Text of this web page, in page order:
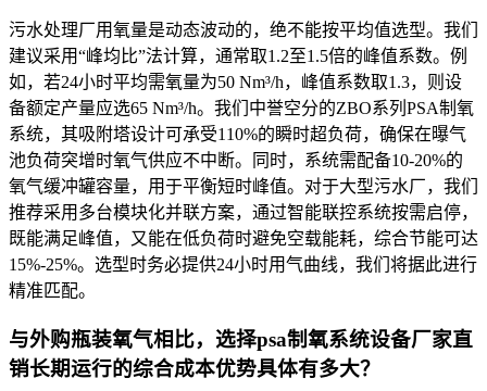
污水处理厂用氧量是动态波动的，绝不能按平均值选型。我们
建议采用“峰均比”法计算，通常取1.2至1.5倍的峰值系数。例
如，若24小时平均需氧量为50 Nm³/h，峰值系数取1.3，则设
备额定产量应选65 Nm³/h。我们中誉空分的ZBO系列PSA制氧
系统，其吸附塔设计可承受110%的瞬时超负荷，确保在曝气
池负荷突增时氧气供应不中断。同时，系统需配备10-20%的
氧气缓冲罐容量，用于平衡短时峰值。对于大型污水厂，我们
推荐采用多台模块化并联方案，通过智能联控系统按需启停，
既能满足峰值，又能在低负荷时避免空载能耗，综合节能可达
15%-25%。选型时务必提供24小时用气曲线，我们将据此进行
精准匹配。
与外购瓶装氧气相比，选择psa制氧系统设备厂家直
销长期运行的综合成本优势具体有多大？